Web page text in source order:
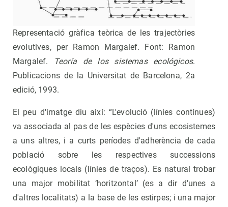
Representació gràfica teòrica de les trajectòries
evolutives, per Ramon Margalef. Font: Ramon
Margalef.
Teoría de los sistemas ecológicos.
Publicacions de la Universitat de Barcelona, 2a
edició, 1993.
El peu d'imatge diu així: “L'evolució (línies contínues)
va associada al pas de les espècies d'uns ecosistemes
a uns altres, i a curts períodes d'adherència de cada
població sobre les respectives successions
ecològiques locals (línies de traços). Es natural trobar
una major mobilitat ‘horitzontal’ (es a dir d’unes a
d'altres localitats) a la base de les estirpes; i una major